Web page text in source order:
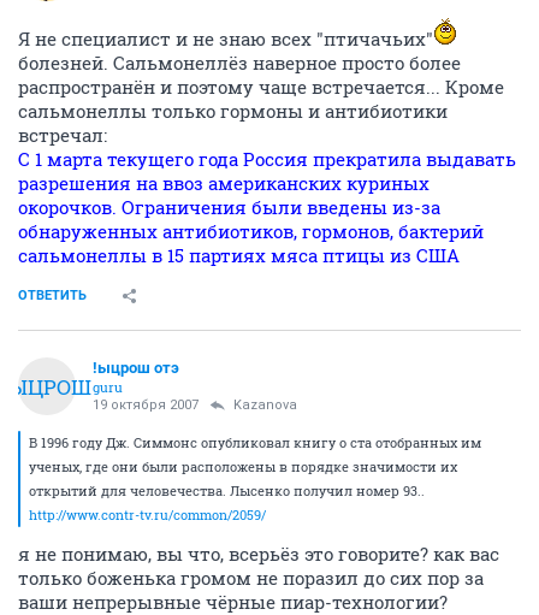
Я не специалист и не знаю всех "птичачьих"
болезней. Сальмонеллёз наверное просто более
распространён и поэтому чаще встречается... Кроме
сальмонеллы только гормоны и антибиотики
встречал:
С 1 марта текущего года Россия прекратила выдавать
разрешения на ввоз американских куриных
окорочков. Ограничения были введены из-за
обнаруженных антибиотиков, гормонов, бактерий
сальмонеллы в 15 партиях мяса птицы из США
ОТВЕТИТЬ
!ЫЦРОШ
!ыцрош отэ
guru
19 октября 2007 Kazanova
В 1996 году Дж. Симмонс опубликовал книгу о ста отобранных им
ученых, где они были расположены в порядке значимости их
открытий для человечества. Лысенко получил номер 93..
http://www.contr-tv.ru/common/2059/
я не понимаю, вы что, всерьёз это говорите? как вас
только боженька громом не поразил до сих пор за
ваши непрерывные чёрные пиар-технологии?